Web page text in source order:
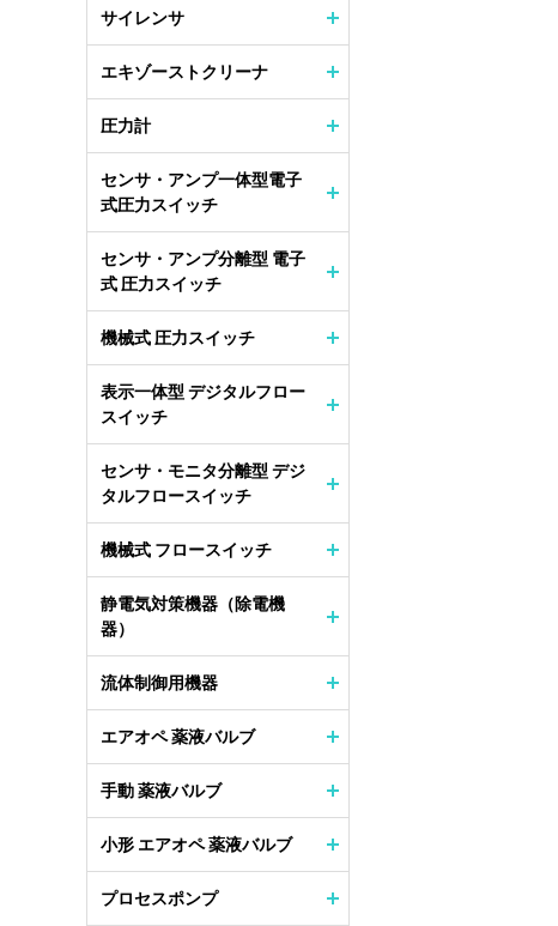
サイレンサ
エキゾーストクリーナ
圧力計
センサ・アンプ一体型電子
式圧力スイッチ
センサ・アンプ分離型 電子
式 圧力スイッチ
機械式 圧力スイッチ
表示一体型 デジタルフロー
スイッチ
センサ・モニタ分離型 デジ
タルフロースイッチ
機械式 フロースイッチ
静電気対策機器（除電機
器）
流体制御用機器
エアオペ 薬液バルブ
手動 薬液バルブ
小形 エアオペ 薬液バルブ
プロセスポンプ